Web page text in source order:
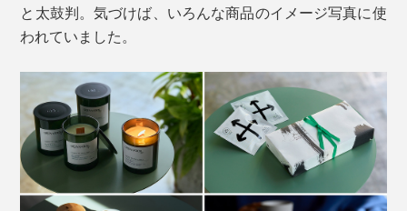
と太鼓判。気づけば、いろんな商品のイメージ写真に使
われていました。